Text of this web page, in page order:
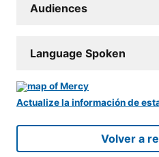
Audiences
Language Spoken
Actualize la información de
Volver a